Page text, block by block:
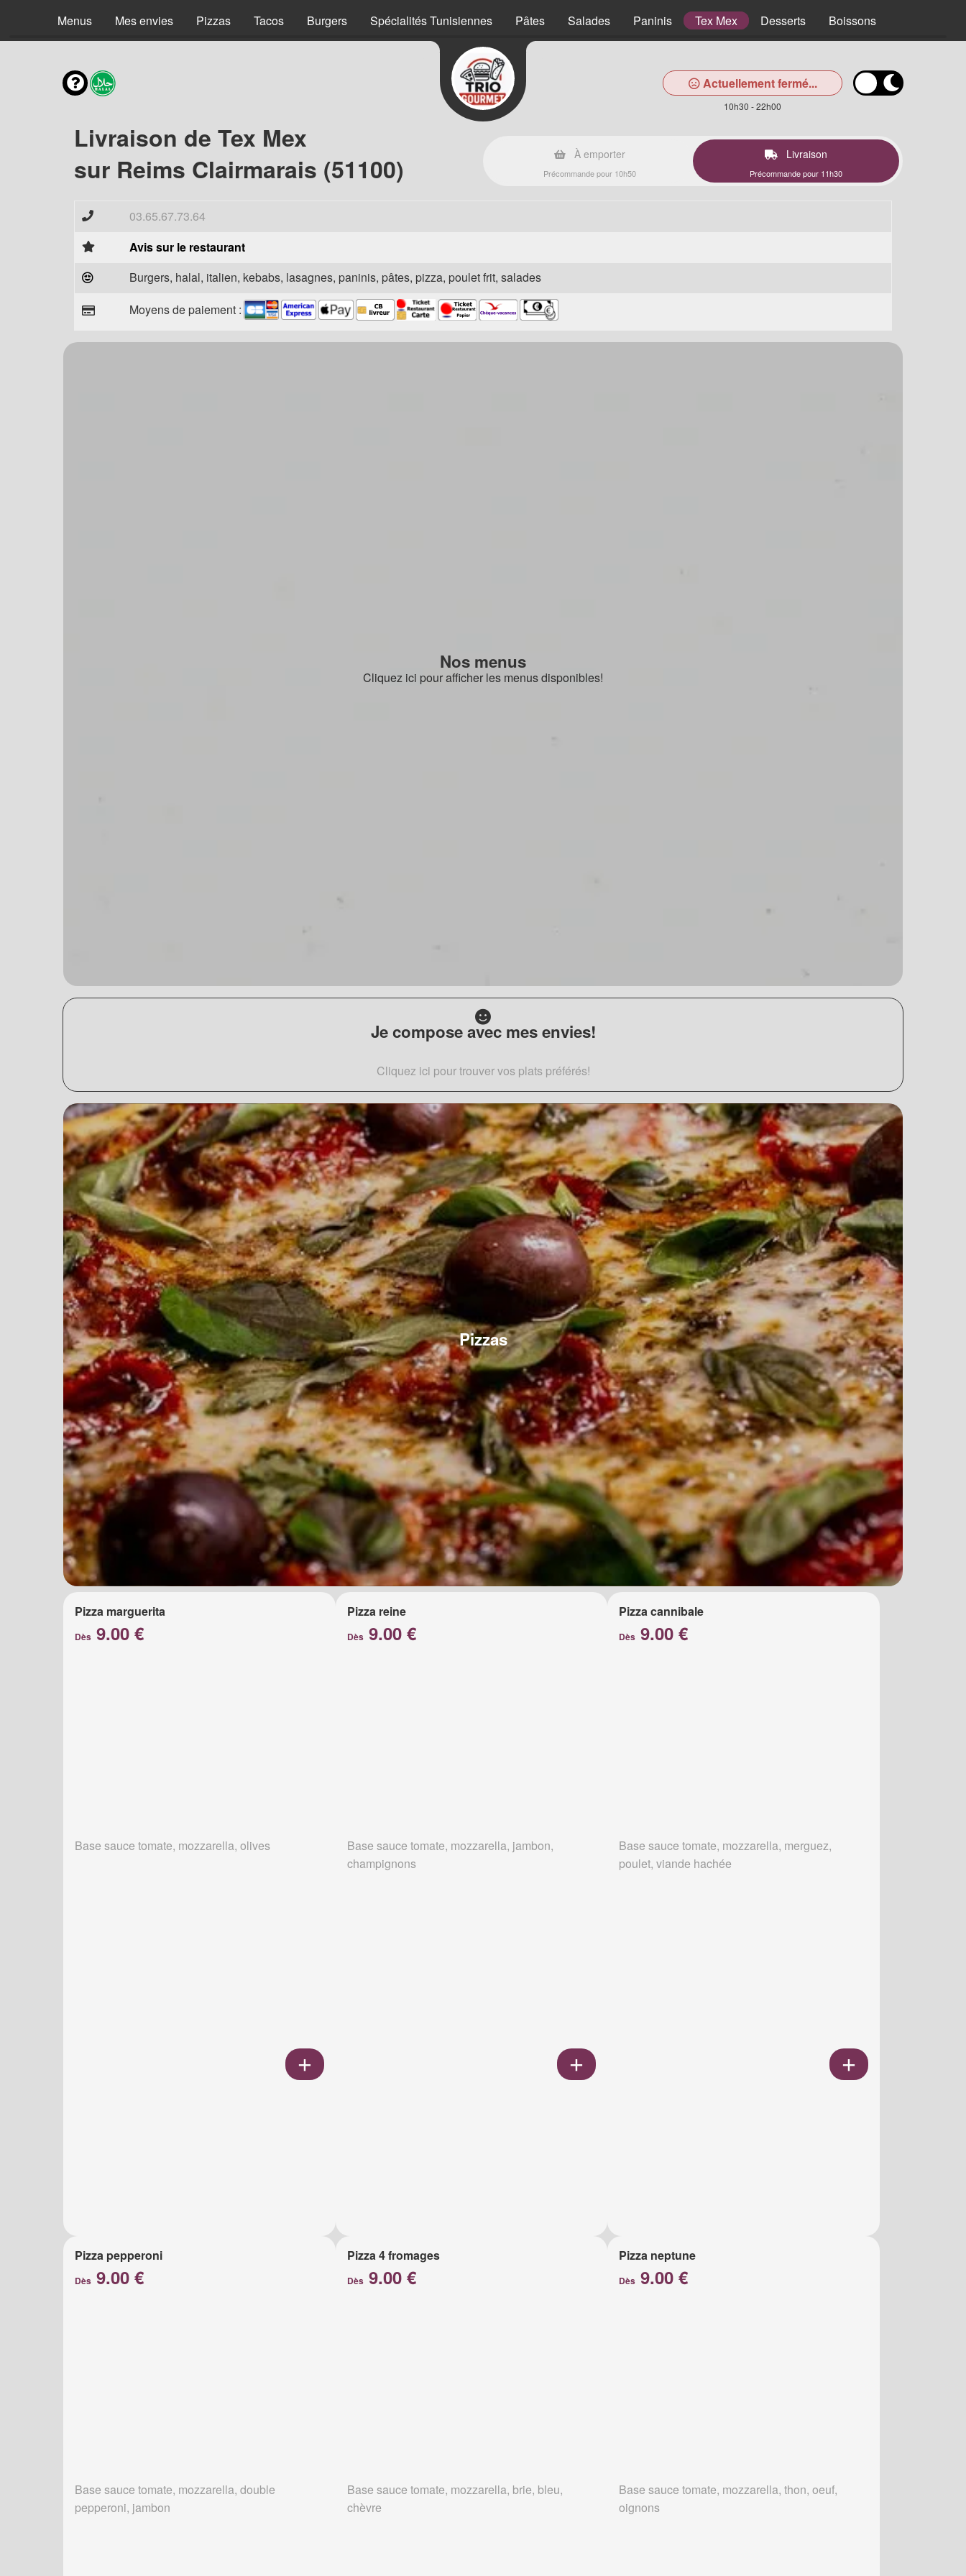
Menus Mes envies Pizzas Tacos Burgers Spécialités Tunisiennes Pâtes Salades Paninis Tex Mex Desserts Boissons
Actuellement fermé...
10h30 - 22h00
Livraison de Tex Mex
sur Reims Clairmarais (51100)
À emporter
Précommande pour 10h50
Livraison
Précommande pour 11h30
03.65.67.73.64
Avis sur le restaurant
Burgers, halal, italien, kebabs, lasagnes, paninis, pâtes, pizza, poulet frit, salades
Moyens de paiement :
Nos menus
Cliquez ici pour afficher les menus disponibles!
Je compose avec mes envies!
Cliquez ici pour trouver vos plats préférés!
Pizzas
Pizza marguerita
Dès 9.00 €
Base sauce tomate, mozzarella, olives
Pizza reine
Dès9.00 €
Base sauce tomate, mozzarella, jambon,
champignons
Pizza cannibale
Dès 9.00 €
Base sauce tomate, mozzarella, merguez,
poulet, viande hachée
Pizza pepperoni
Dès 9.00 €
Base sauce tomate, mozzarella, double
pepperoni, jambon
Pizza 4 fromages
Dès9.00 €
Base sauce tomate, mozzarella, brie, bleu,
chèvre
Pizza neptune
Dès 9.00 €
Base sauce tomate, mozzarella, thon, oeuf,
oignons